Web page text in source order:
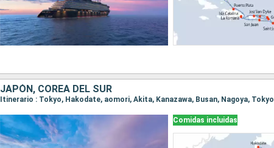
JAPÓN, COREA DEL SUR
Itinerario : Tokyo, Hakodate, aomori, Akita, Kanazawa, Busan, Nagoya, Tokyo
Comidas incluidas